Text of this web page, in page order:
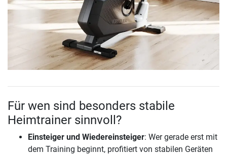
Für wen sind besonders stabile
Heimtrainer sinnvoll?
Einsteiger und Wiedereinsteiger: Wer gerade erst mit
dem Training beginnt, profitiert von stabilen Geräten